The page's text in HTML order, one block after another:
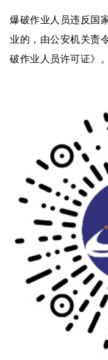
爆破作业人员违反国
业的，由公安机关责
破作业人员许可证》。